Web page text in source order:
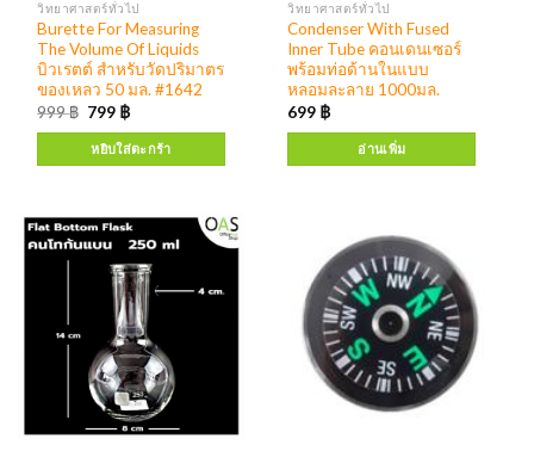
วิทยาศาสตร์ทั่วไป
Burette For Measuring
The Volume Of Liquids
บิวเรตต์ สำหรับวัดปริมาตร
ของเหลว 50 มล. #1642
999฿ 799 ฿
หยิบใส่ตะกร้า
วิทยาศาสตร์ทั่วไป
Condenser With Fused
Inner Tube คอนเดนเซอร์
พร้อมท่อด้านในแบบ
หลอมละลาย 1000มล.
699 ฿
อ่านเพิ่ม